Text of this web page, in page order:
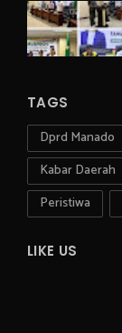
TAGS
Dprd Manado
Kabar Daerah
Peristiwa
LIKE US